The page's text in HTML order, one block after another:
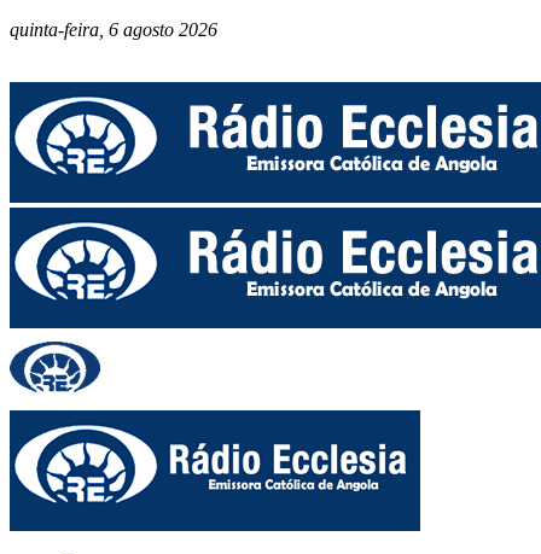
quinta-feira, 6 agosto 2026